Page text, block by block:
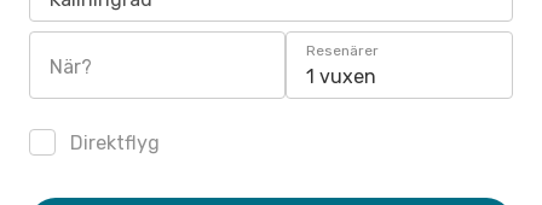
När?
Resenärer
1 vuxen
Direktflyg